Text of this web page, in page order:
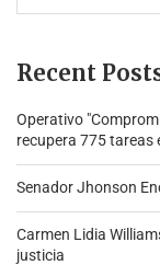
Recent
Operativo
recupera 775 tareas
Senador Jhonson
Carmen Lidia
justicia